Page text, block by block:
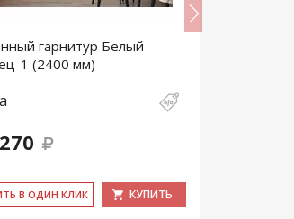
гарнитур Белый
1 (2400 мм)
В ОДИН КЛИК КУПИТЬ